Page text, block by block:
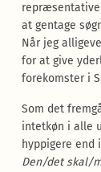
repræsentative
at gentage
Når jeg
for at give
forekomster i
Som det
intetkøn i alle
hyppigere
Den/det skal/